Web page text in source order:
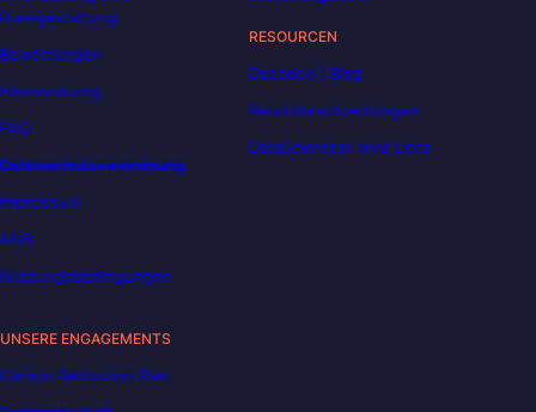
Preisgestaltung
Bewertungen
Hausordnung
FAQ
Datenschutzverordnung
Impressum
AGB
Nutzungsbedingungen
RESOURCEN
Decoded | Blog
Berufsbeschreibungen
DataScientest wird Liora
UNSERE ENGAGEMENTS
Carbon Reduction Plan